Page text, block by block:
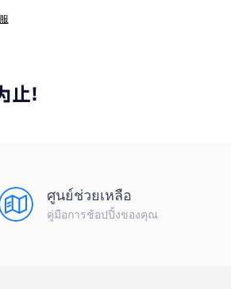
ศูนย์ช่วยเหลือ
คู่มือการช้อปปิ้งของคุณ